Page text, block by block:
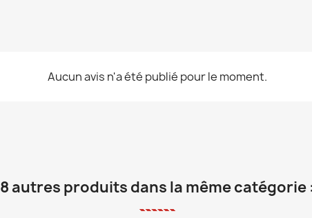
Aucun avis n'a été publié pour le moment.
8 autres produits dans la même catégorie